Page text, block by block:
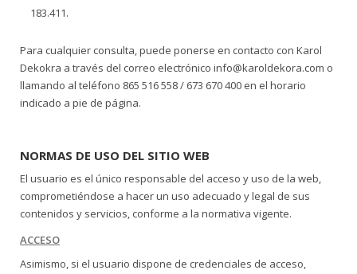
183.411.
Para cualquier consulta, puede ponerse en contacto con Karol
Dekokra a través del correo electrónico info@karoldekora.com o
llamando al teléfono 865 516 558 / 673 670 400 en el horario
indicado a pie de página.
NORMAS DE USO DEL SITIO WEB
El usuario es el único responsable del acceso y uso de la web,
comprometiéndose a hacer un uso adecuado y legal de sus
contenidos y servicios, conforme a la normativa vigente.
ACCESO
Asimismo, si el usuario dispone de credenciales de acceso,